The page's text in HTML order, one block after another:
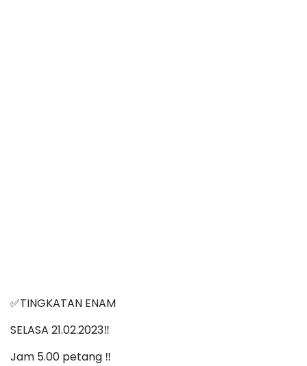
✅TINGKATAN ENAM
SELASA 21.02.2023‼️
Jam 5.00 petang ‼️